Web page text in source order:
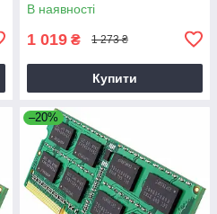
В наявності
1 019 ₴ 1 273 ₴
Купити
–20%